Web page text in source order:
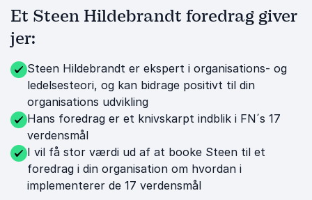
Et Steen Hildebrandt foredrag giver
jer:
Steen Hildebrandt er ekspert i organisations- og
ledelsesteori, og kan bidrage positivt til din
organisations udvikling
Hans foredrag er et knivskarpt indblik i FN´s 17
verdensmål
I vil få stor værdi ud af at booke Steen til et
foredrag i din organisation om hvordan i
implementerer de 17 verdensmål